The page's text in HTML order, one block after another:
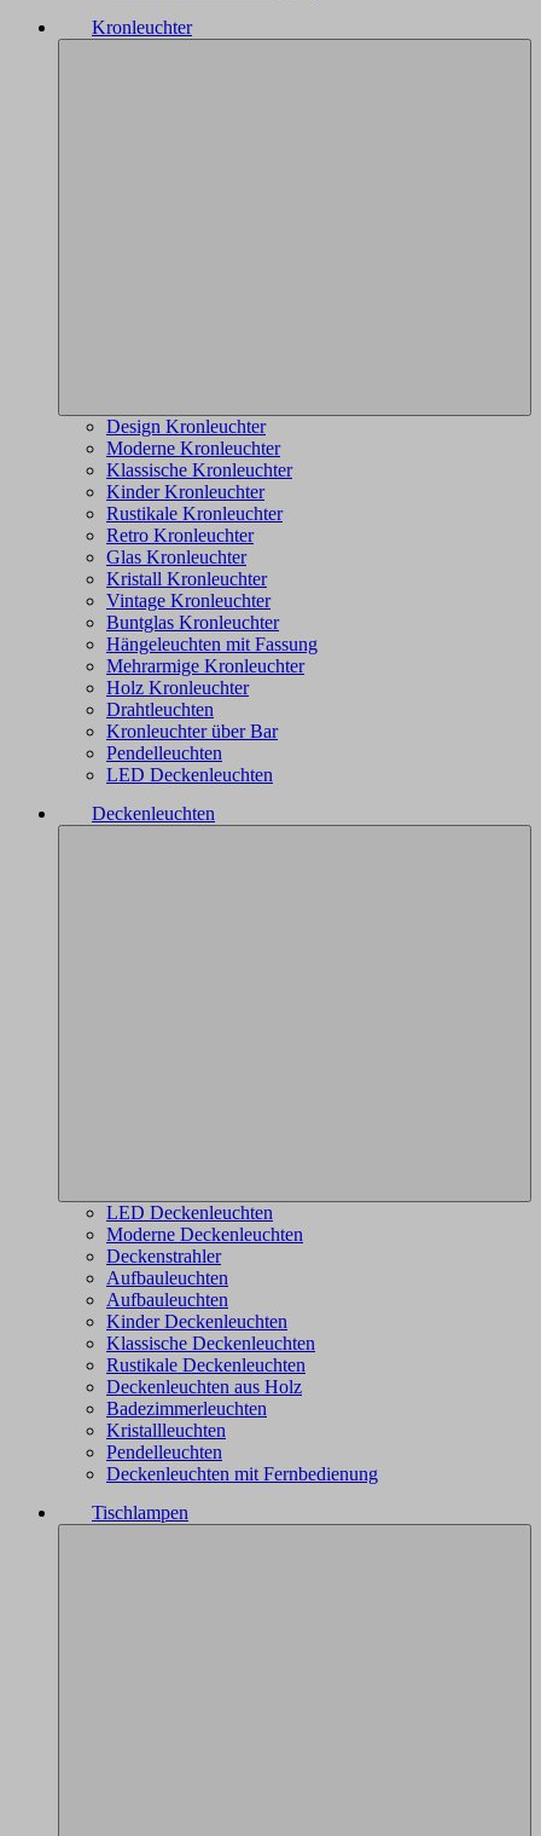
Kronleuchter
Design Kronleuchter
Moderne Kronleuchter
Klassische Kronleuchter
Kinder Kronleuchter
Rustikale Kronleuchter
Retro Kronleuchter
Glas Kronleuchter
Kristall Kronleuchter
Vintage Kronleuchter
Buntglas Kronleuchter
Hängeleuchten mit Fassung
Mehrarmige Kronleuchter
Holz Kronleuchter
Drahtleuchten
Kronleuchter über Bar
Pendelleuchten
LED Deckenleuchten
Deckenleuchten
LED Deckenleuchten
Moderne Deckenleuchten
Deckenstrahler
Aufbauleuchten
Aufbauleuchten
Kinder Deckenleuchten
Klassische Deckenleuchten
Rustikale Deckenleuchten
Deckenleuchten aus Holz
Badezimmerleuchten
Kristallleuchten
Pendelleuchten
Deckenleuchten mit Fernbedienung
Tischlampen